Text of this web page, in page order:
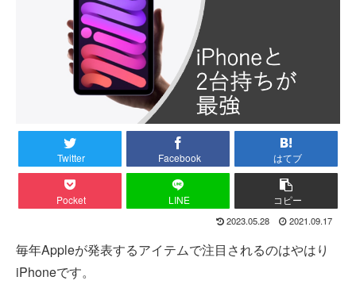
Twitter Facebook はてブ
Pocket LINE コピー
2023.05.28 2021.09.17
毎年Appleが発表するアイテムで注目されるのはやはり
iPhoneです。